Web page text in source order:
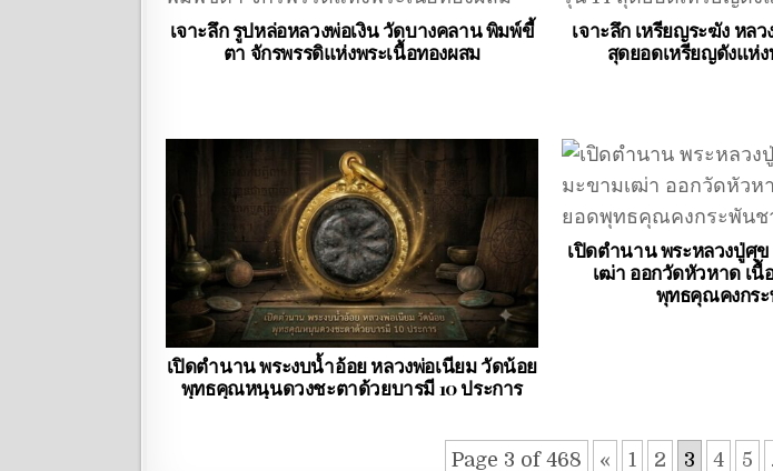
เจาะลึก รูปหล่อหลวงพ่อเงิน วัดบางคลาน พิมพ์ขี้
ตา จักรพรรดิแห่งพระเนื้อทองผสม
เจาะลึก เหรียญระฆัง หล
สุดยอดเหรียญดังแห่
เปิดตำนาน พระงบน้ำอ้อย หลวงพ่อเนียม วัดน้อย
พุทธคุณหนุนดวงชะตาด้วยบารมี 10 ประการ
เปิดตำนาน พระหลวงปู่ศุ
เฒ่า ออกวัดหัวหาด เ
พุทธคุณคงกร
Page 3 of 468 « 1 2 3 4 5